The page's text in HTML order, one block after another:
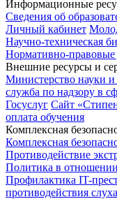
Информационные
Сведения об
Личный кабинет
Научно-техническая
Нормативно-
Внешние ресурсы и
Министерство науки
служба по надзору в
Госуслуг Сайт
оплата обучения
Комплексная
Комплексная
Противодействие
Политика в
Профилактика IT-
противодействия